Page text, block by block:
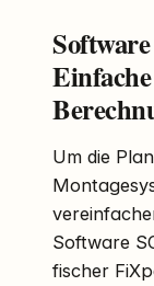
Um die
Software
fischer